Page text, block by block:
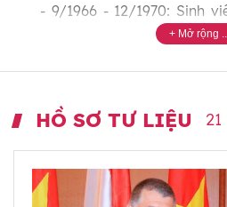
- 9/1966 - 12/1970: Sinh
- 1/1978 - 9/1982: Nghiên
tế Các Mác, Bungari.
Trưởng phòng Tổng hợp,
trưởng Đầu tư xây dựng cơ
HỒ SƠ TƯ LIỆU 21